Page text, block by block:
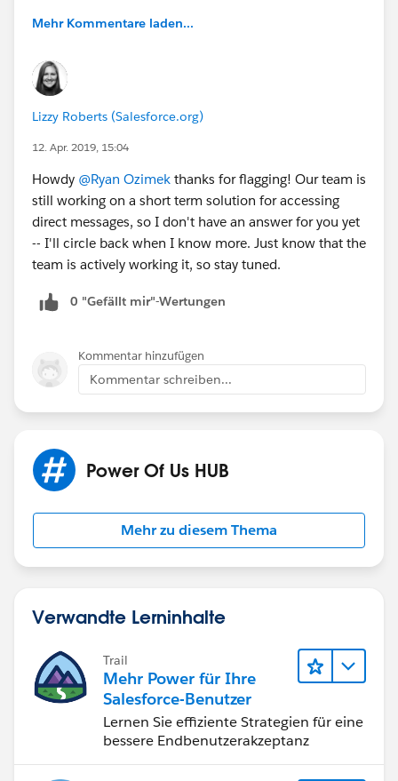
Mehr Kommentare laden...
Lizzy Roberts (Salesforce.org)
12. Apr. 2019, 15:04
Howdy @Ryan Ozimek ​ thanks for flagging! Our team is
still working on a short term solution for accessing
direct messages, so I don't have an answer for you yet
-- I'll circle back when I know more. Just know that the
team is actively working it, so stay tuned.
0 "Gefällt mir"-Wertungen
Kommentar hinzufügen
Kommentar schreiben...
Power Of Us HUB
Mehr zu diesem Thema
Verwandte Lerninhalte
Trail
Mehr Power für Ihre
Salesforce-Benutzer
Lernen Sie effiziente Strategien für eine
bessere Endbenutzerakzeptanz